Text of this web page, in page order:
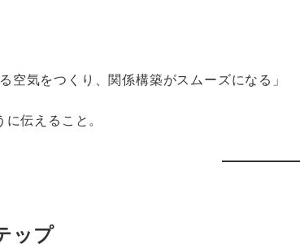
気をつくり、関係構築がスムーズになる」
伝えること。
ップ